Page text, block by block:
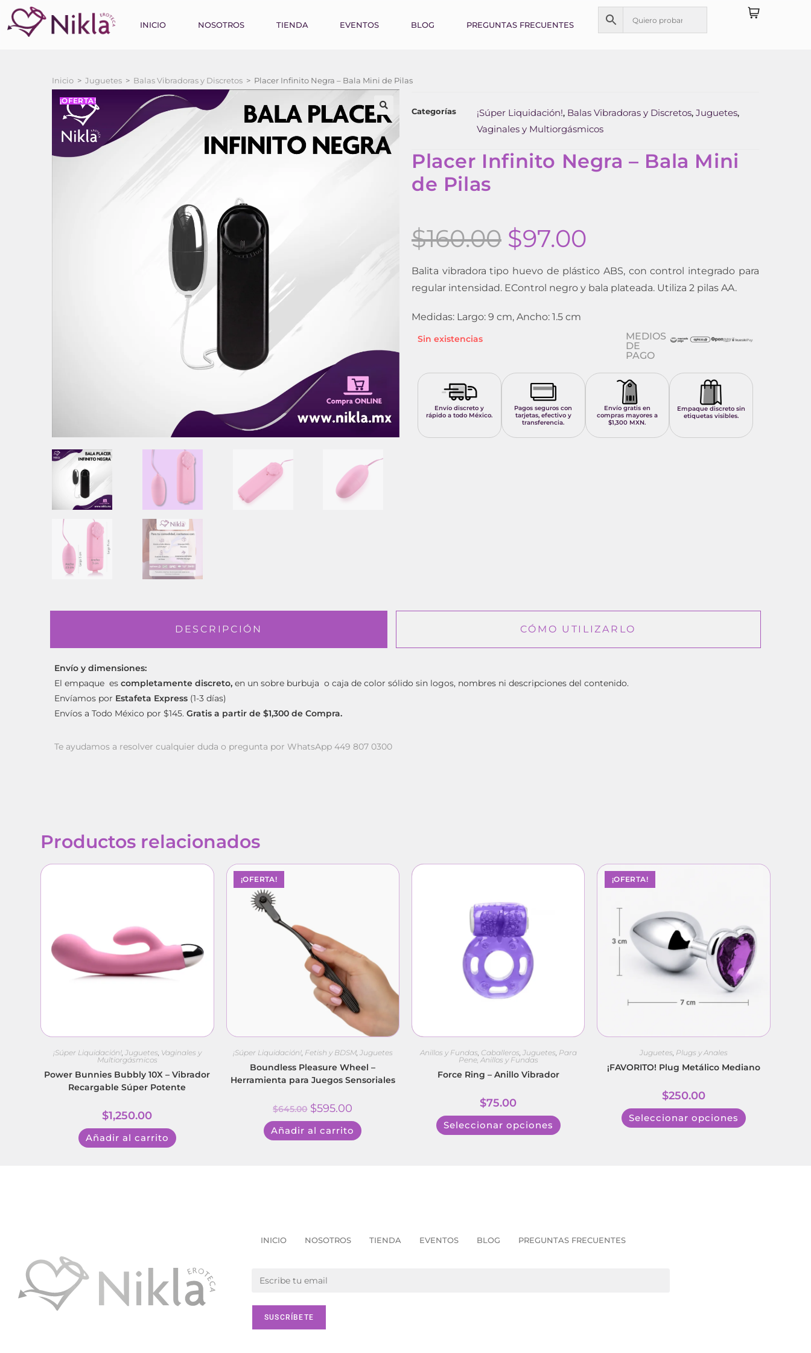
INICIO NOSOTROS TIENDA EVENTOS BLOG PREGUNTAS FRECUENTES
Inicio > Juguetes > Balas Vibradoras y Discretos > Placer Infinito Negra – Bala Mini de Pilas
¡OFERTA!
Categorías ¡Súper Liquidación!, Balas Vibradoras y Discretos, Juguetes,
Vaginales y Multiorgásmicos
Placer Infinito Negra – Bala Mini
de Pilas
$160.00 $97.00
Balita vibradora tipo huevo de plástico ABS, con control integrado para
regular intensidad. EControl negro y bala plateada. Utiliza 2 pilas AA.
Medidas: Largo: 9 cm, Ancho: 1.5 cm
Sin existencias
MEDIOS
DE
PAGO
Envío discreto y
rápido a todo México.
Pagos seguros con
tarjetas, efectivo y
transferencia.
Envío gratis en
compras mayores a
$1,300 MXN.
Empaque discreto sin
etiquetas visibles.
DESCRIPCIÓN CÓMO UTILIZARLO
Envío y dimensiones:
El empaque escompletamente discreto,en un sobre burbuja o caja de color sólido sin logos, nombres ni descripciones del contenido.
Envíamos por Estafeta Express (1-3 días)
Envíos a Todo México por $145.Gratis a partir de $1,300 de Compra.
Te ayudamos a resolver cualquier duda o pregunta por WhatsApp 449 807 0300
Productos relacionados
¡Súper Liquidación!, Juguetes, Vaginales y
Multiorgásmicos
Power Bunnies Bubbly 10X – Vibrador
Recargable Súper Potente
$1,250.00
Añadir al carrito
¡OFERTA!
¡Súper Liquidación!, Fetish y BDSM, Juguetes
Boundless Pleasure Wheel –
Herramienta para Juegos Sensoriales
$645.00 $595.00
Añadir al carrito
Anillos y Fundas, Caballeros, Juguetes, Para
Pene, Anillos y Fundas
Force Ring – Anillo Vibrador
$75.00
Seleccionar opciones
¡OFERTA!
Juguetes, Plugs y Anales
¡FAVORITO! Plug Metálico Mediano
$250.00
Seleccionar opciones
INICIO NOSOTROS TIENDA EVENTOS BLOG PREGUNTAS FRECUENTES